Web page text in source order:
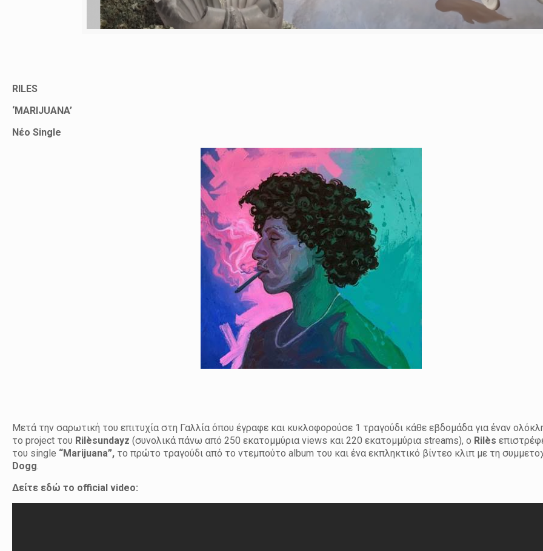
RILES
‘MARIJUANA’
ΝέοSingle
Μετά την σαρωτική του επιτυχία στη Γαλλία όπου έγραφε και κυκλοφορούσε 1 τραγούδι κάθε εβδομάδα για έναν
το project του Ril èsundayz(συνολικά πάνω από 250 εκατομμύρια views και 220 εκατομμύρια streams), ο Ril ès
του single “Marijuana”, το πρώτο τραγούδι από το ντεμπούτο album του και ένα εκπληκτικό βίντεο κλιπ με τη
Dogg.
Δείτε εδώ το official video: